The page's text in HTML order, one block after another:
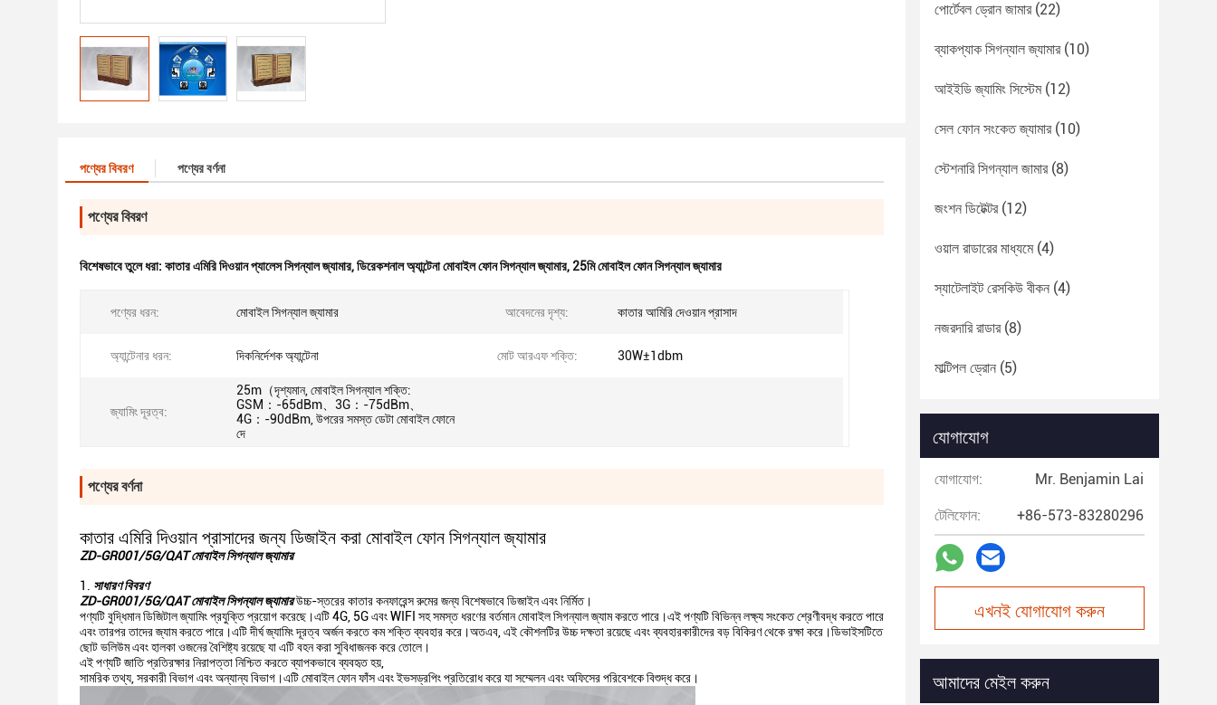
পণ্যের বিবরণ পণ্যের বর্ণনা
পণ্যের বিবরণ
বিশেষভাবে তুলে ধরা: কাতার এমিরি দিওয়ান প্যালেস সিগন্যাল জ্যামার,ডিরেকশনাল অ্যান্টেনা মোবাইল ফোন সিগন্যাল জ্যামার, 25মি মোবাইল ফোন সিগন্যাল জ্যামার
পণ্যের ধরন: মোবাইল সিগন্যাল জ্যামার আবেদনের দৃশ্য: কাতার আমিরি দেওয়ান প্রাসাদ
অ্যান্টেনার ধরন: দিকনির্দেশক অ্যান্টেনা মোট আরএফ শক্তি: 30W±1dbm
জ্যামিং দূরত্ব:
25m（দৃশ্যমান, মোবাইল সিগন্যাল শক্তি:
GSM：-65dBm、3G：-75dBm、
4G：-90dBm, উপরের সমস্ত ডেটা মোবাইল ফোনে
দে
পণ্যের বর্ণনা
কাতার এমিরি দিওয়ান প্রাসাদের জন্য ডিজাইন করা মোবাইল ফোন সিগন্যাল জ্যামার
ZD-GR001/5G/QAT মোবাইল সিগন্যাল জ্যামার
সাধারণ বিবরণ
ZD-GR001/5G/QAT মোবাইল সিগন্যাল জ্যামারউচ্চ-স্তরের কাতার কনফারেন্স রুমের জন্য বিশেষভাবে ডিজাইন এবং নির্মিত।
পণ্যটি বুদ্ধিমান ডিজিটাল জ্যামিং প্রযুক্তি প্রয়োগ করেছে।এটি 4G, 5G এবং WIFI সহ সমস্ত ধরণের বর্তমান মোবাইল সিগন্যাল জ্যাম করতে পারে।এই পণ্যটি বিভিন্ন লক্ষ্য সংকেত শ্রেণীবদ্ধ করতে পারে
এবং তারপর তাদের জ্যাম করতে পারে।এটি দীর্ঘ জ্যামিং দূরত্ব অর্জন করতে কম শক্তি ব্যবহার করে।অতএব, এই কৌশলটির উচ্চ দক্ষতা রয়েছে এবং ব্যবহারকারীদের বড় বিকিরণ থেকে রক্ষা করে।ডিভাইসটিতে
ছোট ভলিউম এবং হালকা ওজনের বৈশিষ্ট্য রয়েছে যা এটি বহন করা সুবিধাজনক করে তোলে।
এই পণ্যটি জাতি প্রতিরক্ষার নিরাপত্তা নিশ্চিত করতে ব্যাপকভাবে ব্যবহৃত হয়,
সামরিক তথ্য, সরকারী বিভাগ এবং অন্যান্য বিভাগ।এটি মোবাইল ফোন ফাঁস এবং ইভসড্রপিং প্রতিরোধ করে যা সম্মেলন এবং অফিসের পরিবেশকে বিশুদ্ধ করে।
পোর্টেবল ড্রোন জামার(22)
ব্যাকপ্যাক সিগন্যাল জ্যামার(10)
আইইডি জ্যামিং সিস্টেম(12)
সেল ফোন সংকেত জ্যামার(10)
স্টেশনারি সিগন্যাল জামার(8)
জংশন ডিটেক্টর(12)
ওয়াল রাডারের মাধ্যমে(4)
স্যাটেলাইট রেসকিউ বীকন (4)
নজরদারি রাডার(8)
মাল্টিপল ড্রোন (5)
যোগাযোগ
যোগাযোগ: Mr. Benjamin Lai
টেলিফোন: +86-573-83280296
এখনই যোগাযোগ করুন
আমাদের মেইল করুন